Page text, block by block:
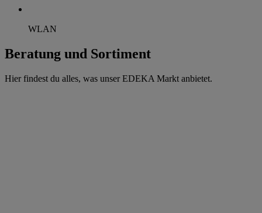
WLAN
Beratung und Sortiment
Hier findest du alles, was unser EDEKA Markt anbietet.